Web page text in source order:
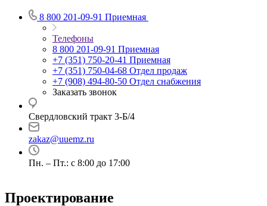
8 800 201-09-91 Приемная
Телефоны
8 800 201-09-91 Приемная
+7 (351) 750-20-41 Приемная
+7 (351) 750-04-68 Отдел продаж
+7 (908) 494-80-50 Отдел снабжения
Заказать звонок
Свердловский тракт 3-Б/4
zakaz@uuemz.ru
Пн. – Пт.: с 8:00 до 17:00
Проектирование